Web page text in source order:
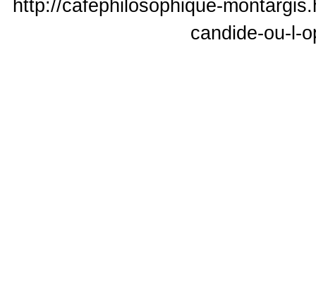
http://cafephilosophique-
candide-ou-l-